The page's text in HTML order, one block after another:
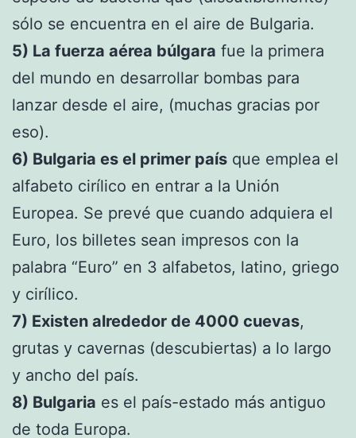
sólo se encuentra en el aire de Bulgaria.
5) La fuerza aérea búlgara fue la primera
del mundo en desarrollar bombas para
lanzar desde el aire, (muchas gracias por
eso).
6) Bulgaria es el primer país que emplea el
alfabeto cirílico en entrar a la Unión
Europea. Se prevé que cuando adquiera el
Euro, los billetes sean impresos con la
palabra “Euro” en 3 alfabetos, latino, griego
y cirílico.
7) Existen alrededor de 4000 cuevas,
grutas y cavernas (descubiertas) a lo largo
y ancho del país.
8) Bulgaria es el país-estado más antiguo
de toda Europa.